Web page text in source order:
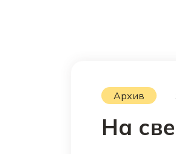
Архив
На